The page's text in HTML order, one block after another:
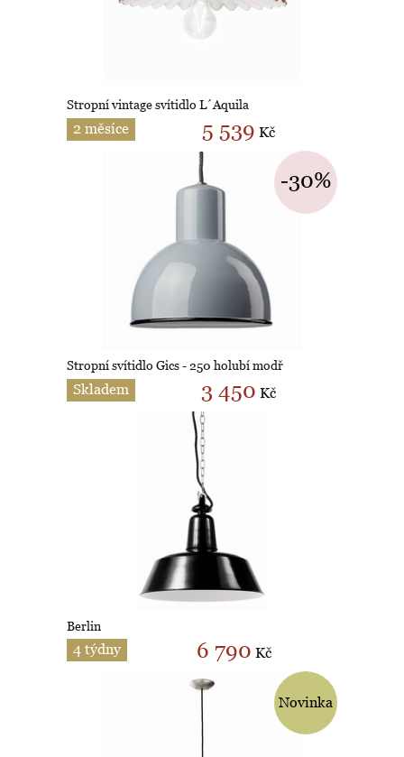
Stropní vintage svítidlo L´Aquila
2 měsíce 5 539 Kč
-30%
Stropní svítidlo Gics - 250 holubí modř
Skladem 3 450 Kč
Berlin
4 týdny 6 790 Kč
Novinka